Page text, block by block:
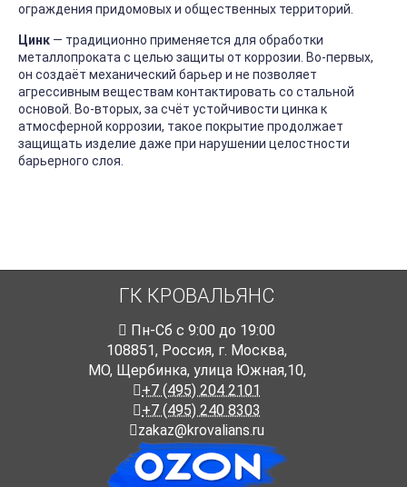
ограждения придомовых и общественных территорий.
Цинк ― традиционно применяется для обработки
металлопроката с целью защиты от коррозии. Во-первых,
он создаёт механический барьер и не позволяет
агрессивным веществам контактировать со стальной
основой. Во-вторых, за счёт устойчивости цинка к
атмосферной коррозии, такое покрытие продолжает
защищать изделие даже при нарушении целостности
барьерного слоя.
ГК КРОВАЛЬЯНС
Пн-Cб с 9:00 до 19:00
108851, Россия, г. Москва,
МО, Щербинка, улица Южная,10,
+7 (495) 204 2101
+7 (495) 240 8303
zakaz@krovalians.ru